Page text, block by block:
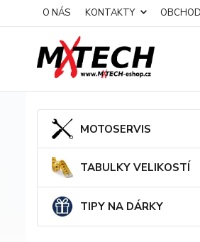
O NÁS KONTAKTY
MOTOSERVIS
TABULKY VELIKOSTÍ
TIPY NA DÁRKY